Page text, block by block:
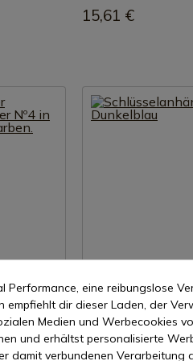
15,61 €
in
Produkt
REF: 2269
OPINEL
Schlüsselanhänger
Performance, eine reibungslose
empfiehlt dir dieser Laden, der
Medien und Werbecookies
und erhältst personalisierte
damit verbundenen Verarbeitung